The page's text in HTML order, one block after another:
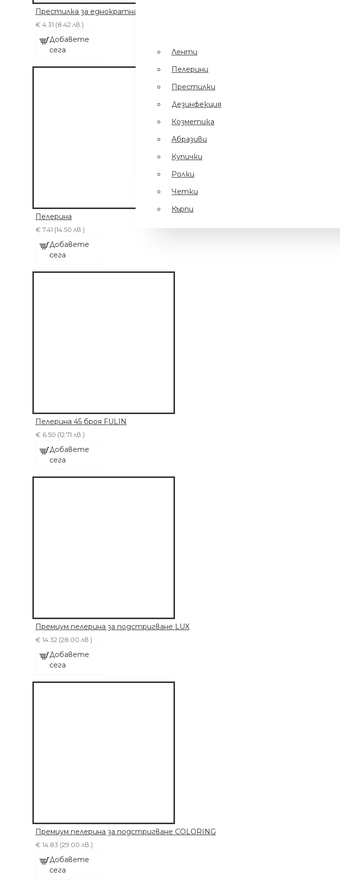
ПРИСТАВКИ
€ 63.91 (125.00 лв.)
ДОБАВЕТЕ СЕГА
Дезинфекция
Еднократни
Ръкавици
Ел Уреди
Кърпи
Четки
Ленти
Пелерини
Престилки
Дезинфекция
Козметика
Абразиви
Купички
Ролки
Четки
Кърпи
Престилка за еднократна употреба - 30 броя
€ 4.31 (8.42 лв.)
Добавете
сега
Пелерина
€ 7.41 (14.50 лв.)
Добавете
сега
Пелерина 45 броя FULIN
€ 6.50 (12.71 лв.)
Добавете
сега
Премиум пелерина за подстригване LUX
€ 14.32 (28.00 лв.)
Добавете
сега
Премиум пелерина за подстригване COLORING
€ 14.83 (29.00 лв.)
Добавете
сега